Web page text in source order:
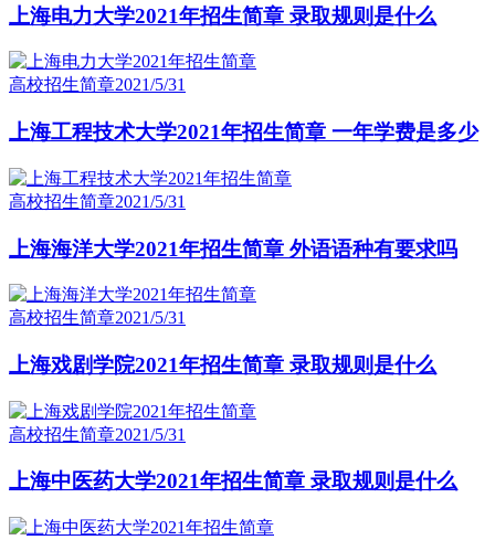
上海电力大学2021年招生简章 录取规则是什么
高校招生简章2021/5/31
上海工程技术大学2021年招生简章 一年学费是多少
高校招生简章2021/5/31
上海海洋大学2021年招生简章 外语语种有要求吗
高校招生简章2021/5/31
上海戏剧学院2021年招生简章 录取规则是什么
高校招生简章2021/5/31
上海中医药大学2021年招生简章 录取规则是什么